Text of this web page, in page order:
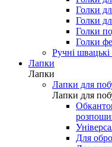
Голки
Голки
Голки
Голки
Ручні швацькі
Лапки
Лапки
Лапки для
Лапки для
Для